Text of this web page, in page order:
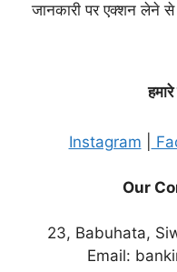
जानकारी पर एक्शन लेने
Instagram
Our
23, Babuhata,
Email: